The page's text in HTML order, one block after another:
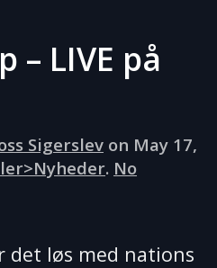
– LIVE på
Sigerslev on May 17,
. No
det løs med nations